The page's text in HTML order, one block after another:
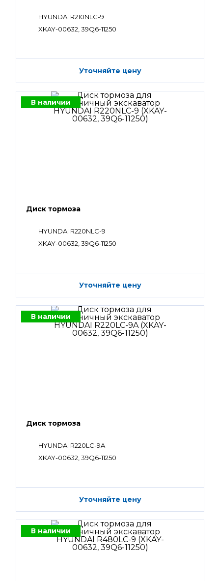
HYUNDAI R210NLC-9
XKAY-00632, 39Q6-11250
Уточняйте цену
В наличии
Диск тормоза
HYUNDAI R220NLC-9
XKAY-00632, 39Q6-11250
Уточняйте цену
В наличии
Диск тормоза
HYUNDAI R220LC-9A
XKAY-00632, 39Q6-11250
Уточняйте цену
В наличии